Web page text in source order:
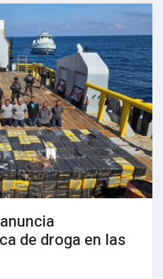
de droga en las